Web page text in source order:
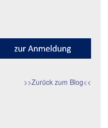
>>Zurück zum Blog<<